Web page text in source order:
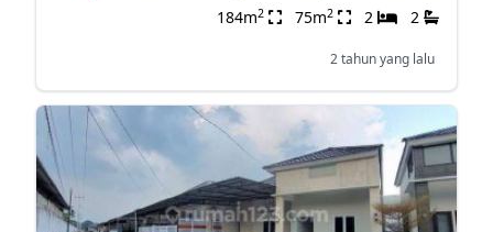
184m2 75m2 2 2
2 tahun yang lalu